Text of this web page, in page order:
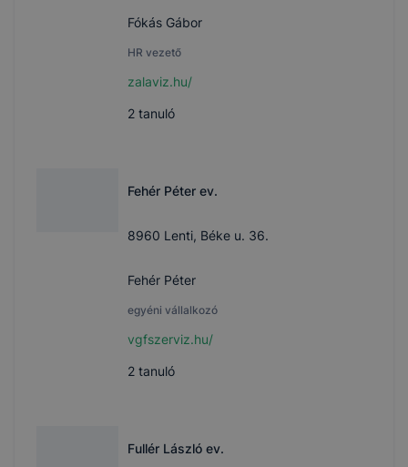
Fókás Gábor
HR vezető
zalaviz.hu/
2tanuló
Fehér Péter ev.
8960 Lenti, Béke u. 36.
Fehér Péter
egyéni vállalkozó
vgfszerviz.hu/
2tanuló
Fullér László ev.